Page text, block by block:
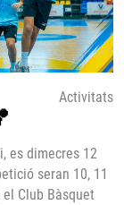
Activitats
es dimecres 12
seran 10, 11
Club Bàsquet